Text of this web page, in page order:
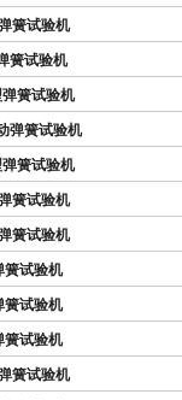
簧试验机
簧试验机
弹簧试验机
弹簧试验机
弹簧试验机
簧试验机
簧试验机
簧试验机
簧试验机
簧试验机
簧试验机